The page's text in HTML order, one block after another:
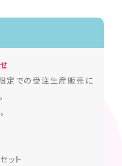
定での受注生産販売に
ット